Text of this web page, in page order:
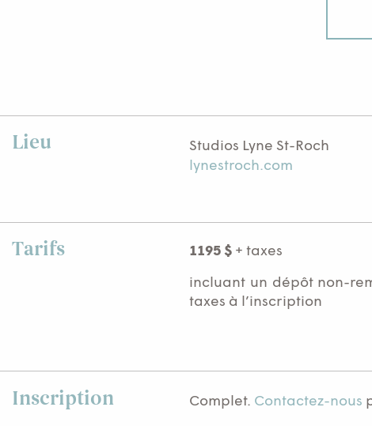
Lieu
Studios Lyne St-Roch
lynestroch.com
Tarifs 1195 $ + taxes
incluant un dépôt non-
taxes à l’inscription
Inscription Complet. Contactez-nous